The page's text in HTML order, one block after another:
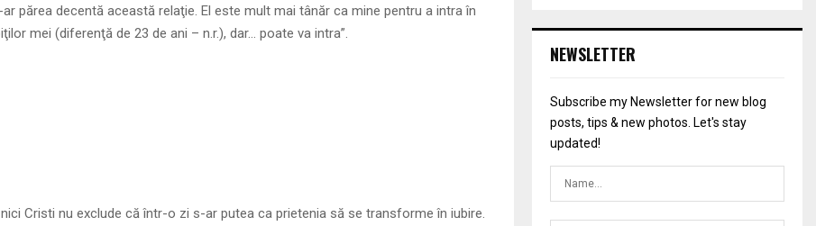
părea decentă această relaţie. El este mult mai tânăr ca mine pentru a intra în
mei (diferenţă de 23 de ani – n.r.), dar… poate va intra”.
Cristi nu exclude că într-o zi s-ar putea ca prietenia să se transforme în iubire.
NEWSLETTER
Subscribe my Newsletter for new blog
posts, tips & new photos. Let's stay
updated!